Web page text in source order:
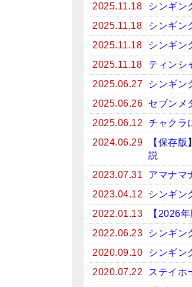
2025.11.18
シンギン
2025.11.18
シンギン
2025.11.18
シンギン
2025.11.18
ティンシ
2025.06.27
シンギン
2025.06.26
セブンメ
2025.06.12
チャクラ
2024.06.29
【保存
説
2023.07.31
アマナマ
2023.04.12
シンギン
2022.01.13
【2026
2022.06.23
シンギン
2020.09.10
シンギン
2020.07.22
ステイホ